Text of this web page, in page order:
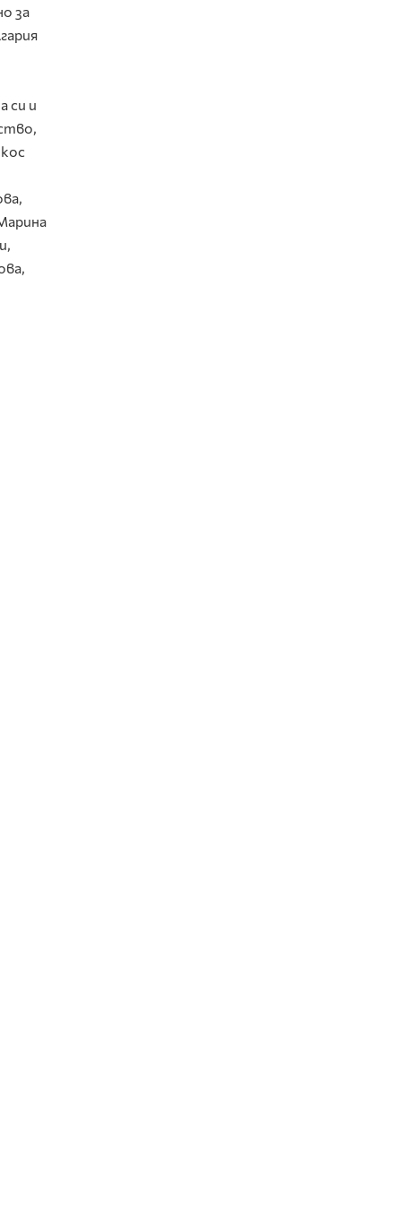
за
си и